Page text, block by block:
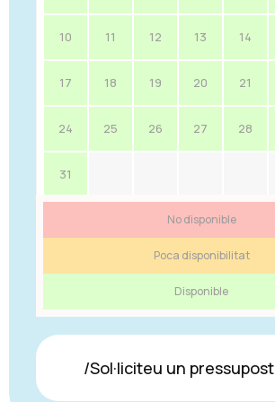
10 11 12 13 14
17 18 19 20 21
24 25 26 27 28
31
No disponible
Poca disponibilitat
Disponible
/Sol·liciteu un pressupost